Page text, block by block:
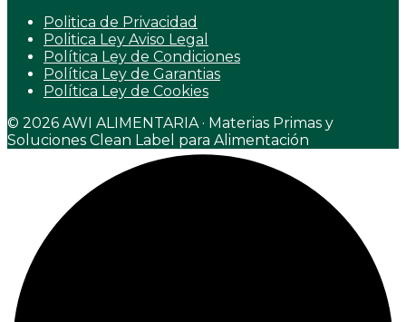
Politica de Privacidad
Politica Ley Aviso Legal
Política Ley de Condiciones
Política Ley de Garantias
Política Ley de Cookies
© 2026 AWI ALIMENTARIA · Materias Primas y
Soluciones Clean Label para Alimentación